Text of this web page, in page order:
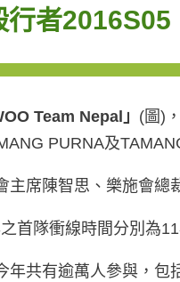
行者
Team Nepal 」 (圖)
PURNA及
主席陳智思、樂施會總
首隊衝線時間分別為
年共有逾萬人參與，